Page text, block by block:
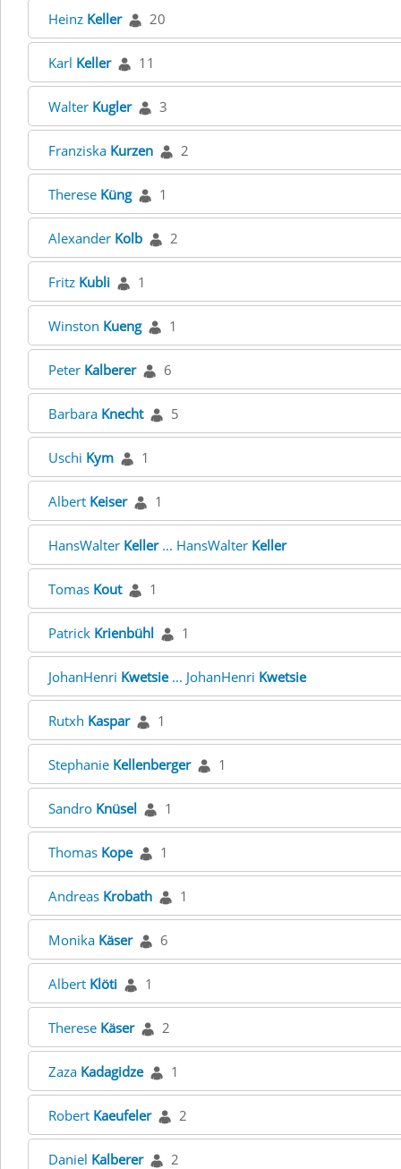
Heinz Keller 20
Karl Keller 11
Walter Kugler 3
Franziska Kurzen 2
Therese Küng 1
Alexander Kolb 2
Fritz Kubli 1
Winston Kueng 1
Peter Kalberer 6
Barbara Knecht 5
Uschi Kym 1
Albert Keiser 1
HansWalter Keller... HansWalter Keller
Tomas Kout 1
Patrick Krienbühl 1
JohanHenri Kwetsie... JohanHenri Kwetsie
Rutxh Kaspar 1
Stephanie Kellenberger 1
Sandro Knüsel 1
Thomas Kope 1
Andreas Krobath 1
Monika Käser 6
Albert Klöti 1
Therese Käser 2
Zaza Kadagidze 1
Robert Kaeufeler 2
Daniel Kalberer 2